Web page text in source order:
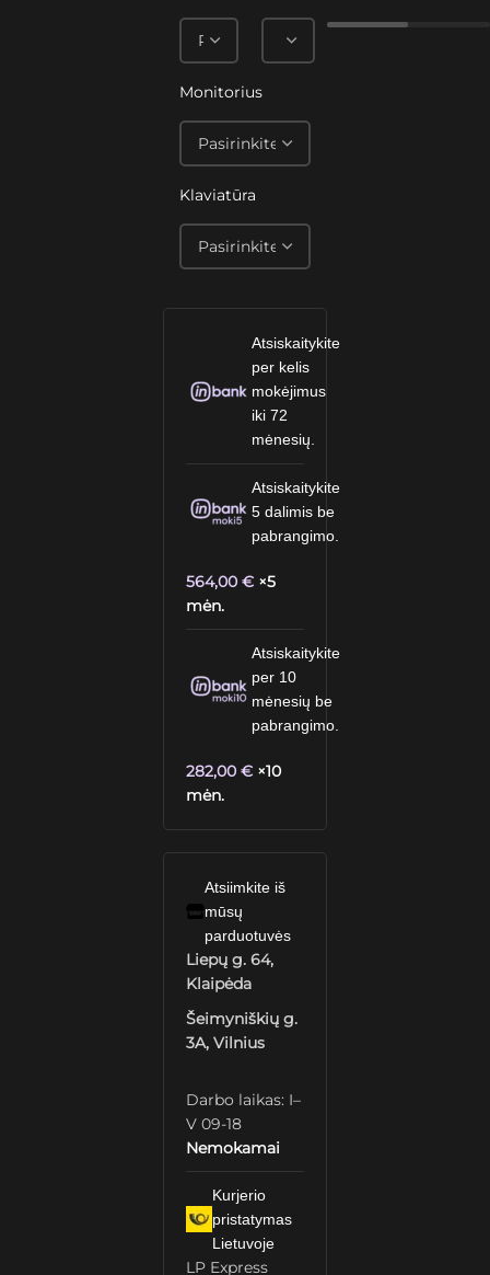
Monitorius
Klaviatūra
Atsiskaitykite
per kelis
mokėjimus
iki 72
mėnesių.
Atsiskaitykite
5 dalimis be
pabrangimo.
564,00€ ×5
mėn.
Atsiskaitykite
per 10
mėnesių be
pabrangimo.
282,00€ ×10
mėn.
Atsiimkite iš
mūsų
parduotuvės
Liepų g. 64,
Klaipėda
Šeimyniškių g.
3A, Vilnius
Darbo laikas: I–
V 09-18
Nemokamai
Kurjerio
pristatymas
Lietuvoje
LP Express